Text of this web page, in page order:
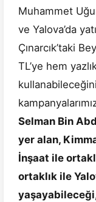
Muhammet
ve Yalova’da
Çınarcık’taki
TL’ye hem
Selman Bin
yer alan,
İnşaat ile
ortaklık ile